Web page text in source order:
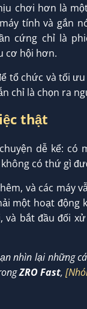
chơi hơn là
tính và gắn
cứng chỉ là
cơ hội hơn.
chức và tối ưu
chỉ là chọn ra
thật
dễ kể:
có thứ gì
và các máy
một hoạt động
và bắt đầu đối
nhìn lại những
ZRO Fast,